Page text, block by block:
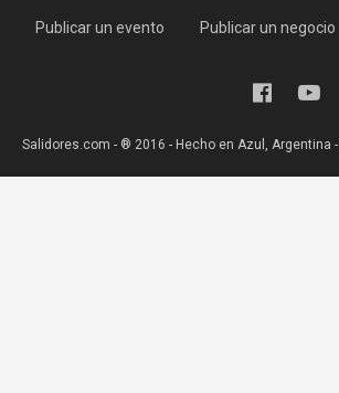
Publicar un evento Publicar un negocio
Salidores.com - ® 2016 - Hecho en Azul, Argentina -